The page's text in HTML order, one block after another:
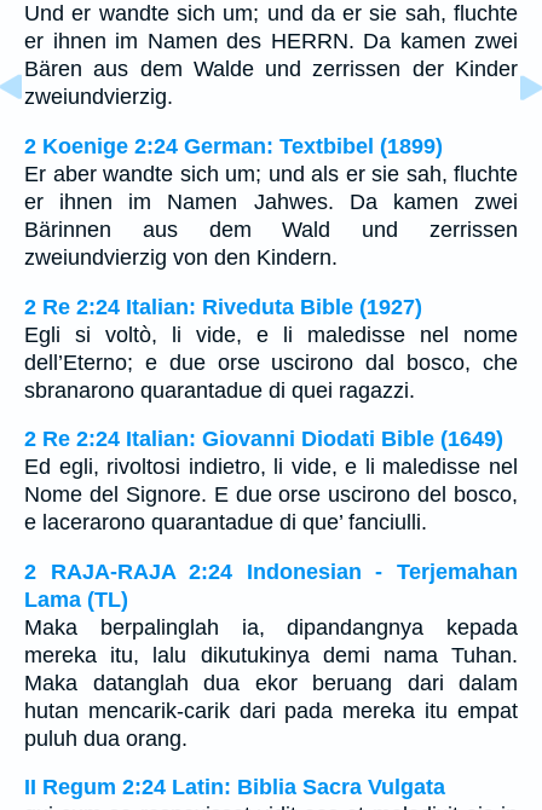
Und er wandte sich um; und da er sie sah, fluchte
er ihnen im Namen des HERRN. Da kamen zwei
Bären aus dem Walde und zerrissen der Kinder
zweiundvierzig.
2 Koenige 2:24 German: Textbibel (1899)
Er aber wandte sich um; und als er sie sah, fluchte
er ihnen im Namen Jahwes. Da kamen zwei
Bärinnen aus dem Wald und zerrissen
zweiundvierzig von den Kindern.
2 Re 2:24 Italian: Riveduta Bible (1927)
Egli si voltò, li vide, e li maledisse nel nome
dell’Eterno; e due orse uscirono dal bosco, che
sbranarono quarantadue di quei ragazzi.
2 Re 2:24 Italian: Giovanni Diodati Bible (1649)
Ed egli, rivoltosi indietro, li vide, e li maledisse nel
Nome del Signore. E due orse uscirono del bosco,
e lacerarono quarantadue di que’ fanciulli.
2 RAJA-RAJA 2:24 Indonesian - Terjemahan
Lama (TL)
Maka berpalinglah ia, dipandangnya kepada
mereka itu, lalu dikutukinya demi nama Tuhan.
Maka datanglah dua ekor beruang dari dalam
hutan mencarik-carik dari pada mereka itu empat
puluh dua orang.
II Regum 2:24 Latin: Biblia Sacra Vulgata